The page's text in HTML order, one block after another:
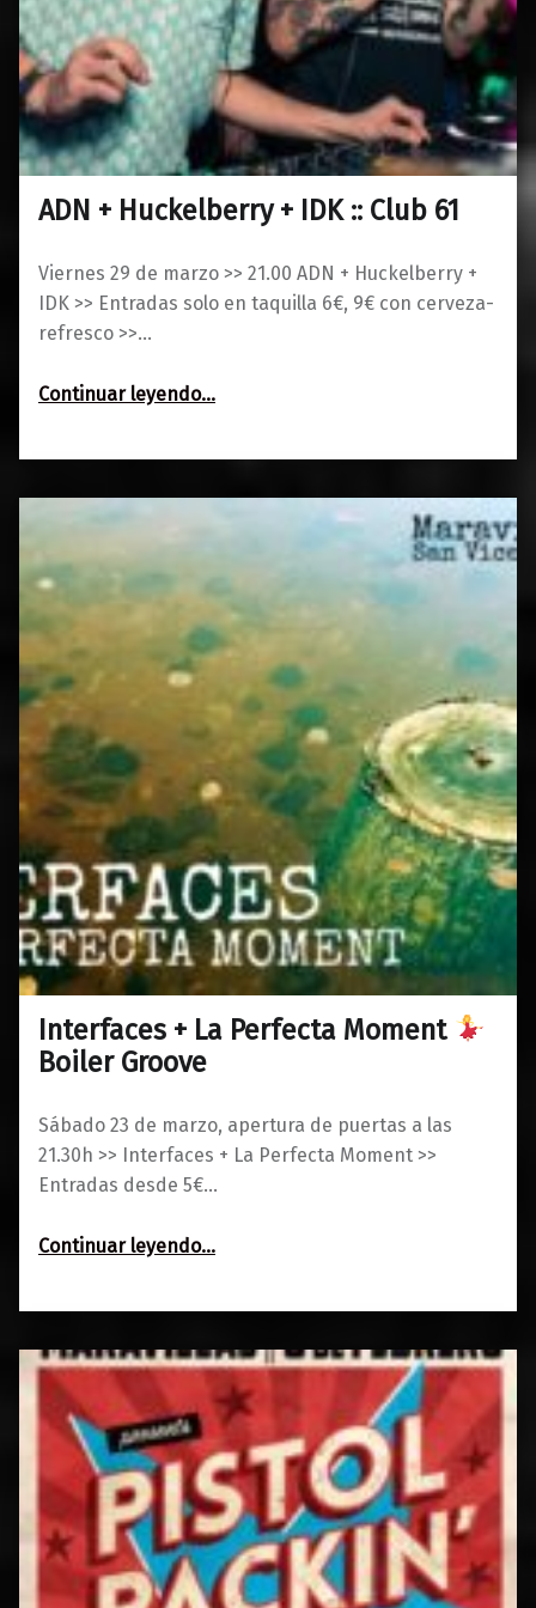
ADN + Huckelberry + IDK :: Club 61
Viernes 29 de marzo >> 21.00 ADN + Huckelberry +
IDK >> Entradas solo en taquilla 6€, 9€ con cerveza-
refresco >>…
Continuar leyendo“ADN + Huckelberry + IDK :: Club 61”
…
19/03/20190
Maravillas
Interfaces + La Perfecta Moment
Boiler Groove
Sábado 23 de marzo, apertura de puertas a las
21.30h >> Interfaces + La Perfecta Moment >>
Entradas desde 5€…
Continuar leyendoBoiler Groove”
…
12/03/2019
0Maravillas